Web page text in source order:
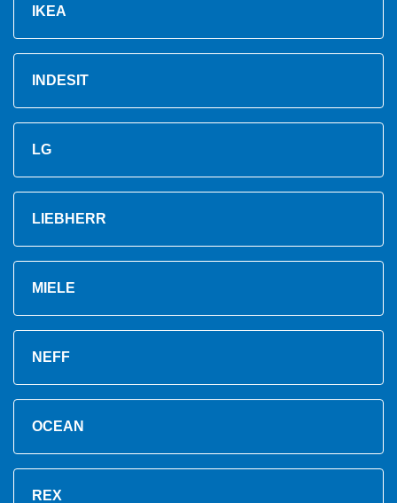
IKEA
INDESIT
LG
LIEBHERR
MIELE
NEFF
OCEAN
REX